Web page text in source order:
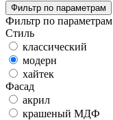
Фильтр по параметрам
Фильтр по параметрам
Стиль
классический
модерн
хайтек
Фасад
акрил
крашеный МДФ